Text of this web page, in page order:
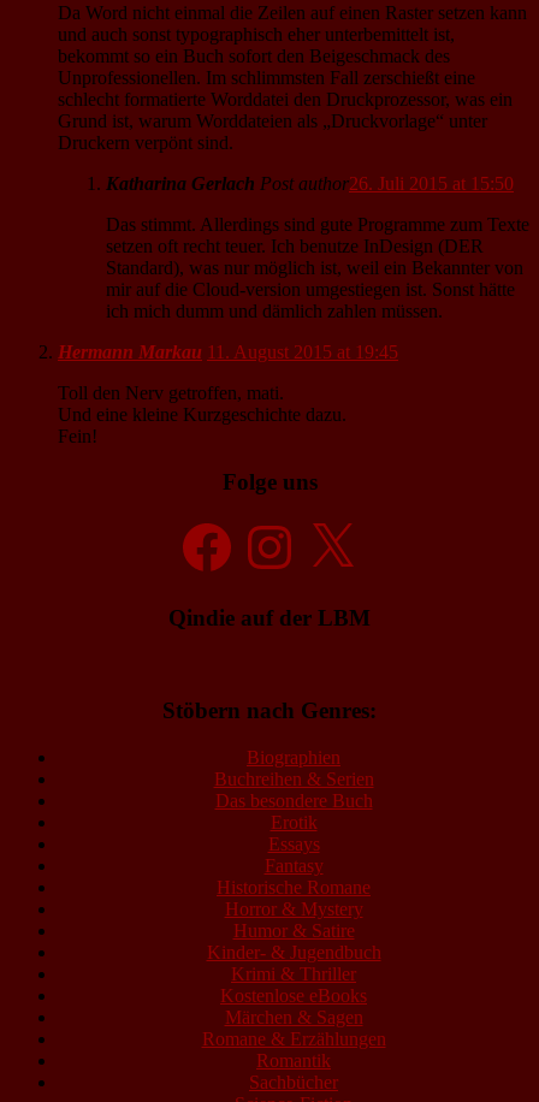
Da Word nicht einmal die Zeilen auf einen Raster setzen kann
und auch sonst typographisch eher unterbemittelt ist,
bekommt so ein Buch sofort den Beigeschmack des
Unprofessionellen. Im schlimmsten Fall zerschießt eine
schlecht formatierte Worddatei den Druckprozessor, was ein
Grund ist, warum Worddateien als „Druckvorlage“ unter
Druckern verpönt sind.
Katharina Gerlach Post author26. Juli 2015 at 15:50
Das stimmt. Allerdings sind gute Programme zum Texte
setzen oft recht teuer. Ich benutze InDesign (DER
Standard), was nur möglich ist, weil ein Bekannter von
mir auf die Cloud-version umgestiegen ist. Sonst hätte
ich mich dumm und dämlich zahlen müssen.
Hermann Markau 11. August 2015 at 19:45
Toll den Nerv getroffen, mati.
Und eine kleine Kurzgeschichte dazu.
Fein!
Folge uns
FacebookInstagramX
Qindie auf der LBM
Stöbern nach Genres:
Biographien
Buchreihen & Serien
Das besondere Buch
Erotik
Essays
Fantasy
Historische Romane
Horror & Mystery
Humor & Satire
Kinder- & Jugendbuch
Krimi & Thriller
Kostenlose eBooks
Märchen & Sagen
Romane & Erzählungen
Romantik
Sachbücher